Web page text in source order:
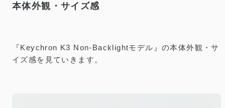
本体外観・サイズ感
『Keychron K3 Non-Backlightモデル』の本体外観・サ
イズ感を見ていきます。